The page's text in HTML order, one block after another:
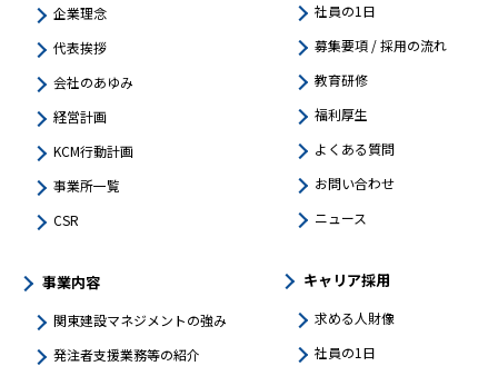
企業理念
代表挨拶
会社のあゆみ
経営計画
KCM行動計画
事業所一覧
CSR
事業内容
関東建設マネジメントの強み​
発注者支援業務等の紹介
社員の1日
募集要項 / 採用の流れ
教育研修
福利厚生
よくある質問
お問い合わせ
ニュース
キャリア採用
求める人財像
社員の1日